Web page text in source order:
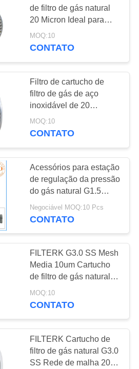
do óleo
de filtro
de filtro do
caixa de ar
de filtro de gás natural
20 Micron Ideal para
estações de coleta de
gás
MOQ:10
CONTATO
Filtro de cartucho de
filtro de gás de aço
inoxidável de 20
microns para G3.0
Perfeito para proteção
MOQ:10
CONTATO
Acessórios para estação
de regulação da pressão
do gás natural G1.5
Filtro de gás
Negociável MOQ:10 Pcs
CONTATO
FILTERK G3.0 SS Mesh
Media 10um Cartucho
de filtro de gás natural
utilizado na estação de
distribuição
MOQ:10
CONTATO
FILTERK Cartucho de
filtro de gás natural G3.0
SS Rede de malha 20